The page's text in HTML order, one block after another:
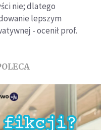
nie; dlatego
lepszym
- ocenił prof.